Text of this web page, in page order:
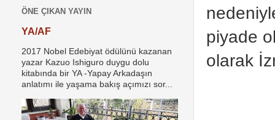
piyade
olarak
ÖNE ÇIKAN YAYIN
YA/AF
2017 Nobel Edebiyat ödülünü kazanan
yazar Kazuo Ishiguro duygu dolu
kitabında bir YA -Yapay Arkadaşın
anlatımı ile yaşama bakış açımızı sor...